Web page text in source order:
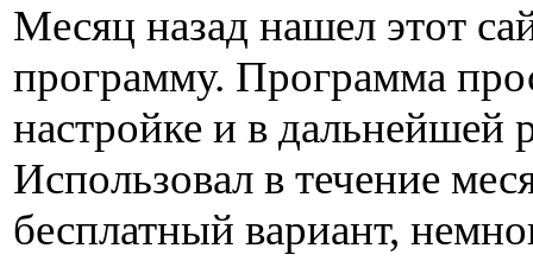
Месяц назад нашел этот
программу. Программа
настройке и в дальнейшей
Использовал в течение
бесплатный вариант,